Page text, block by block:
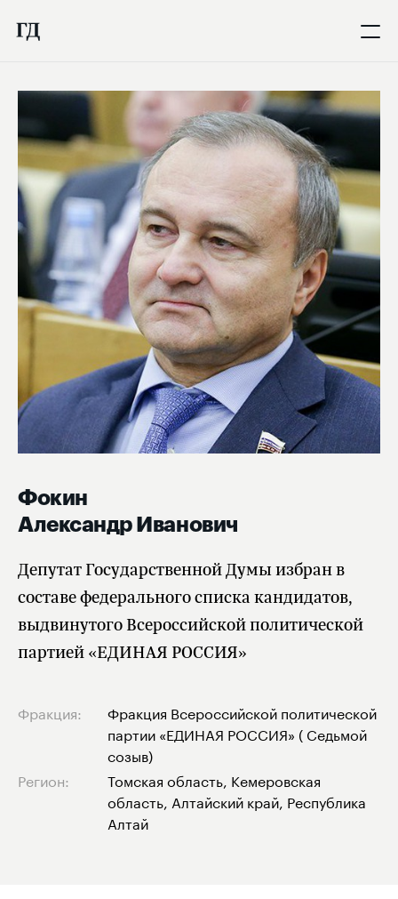
Фокин
Александр Иванович
Депутат Государственной Думы избран в
составе федерального списка кандидатов,
выдвинутого Всероссийской политической
партией «ЕДИНАЯ РОССИЯ»
Фракция:
Фракция Всероссийской политической
партии «ЕДИНАЯ РОССИЯ» ( Седьмой
созыв)
Регион:
Томская область, Кемеровская
область, Алтайский край, Республика
Алтай